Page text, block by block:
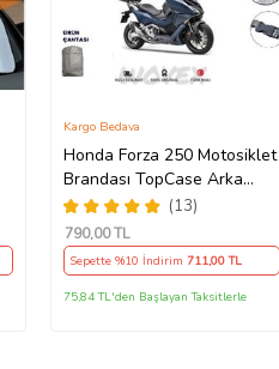
Honda Forza 250 Motosiklet
Brandası TopCase Arka
Çanta Uyumlu Branda,Örtü
(13)
Kargo Bedava
790,00 TL
Sepette %10 İndirim711,00 TL
75,84 TL'den Başlayan Taksitlerle